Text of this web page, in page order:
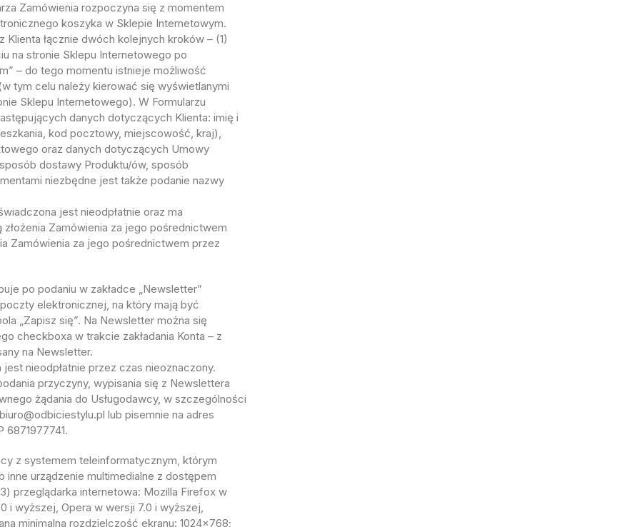
Zamówienia rozpoczyna się z momentem
koszyka w Sklepie Internetowym.
łącznie dwóch kolejnych kroków – (1)
na stronie Sklepu Internetowego po
– do tego momentu istnieje możliwość
tym celu należy kierować się wyświetlanymi
Sklepu Internetowego). W Formularzu
danych dotyczących Klienta: imię i
kod pocztowy, miejscowość, kraj),
oraz danych dotyczących Umowy
dostawy Produktu/ów, sposób
niezbędne jest także podanie nazwy
jest nieodpłatnie oraz ma
Zamówienia za jego pośrednictwem
Zamówienia za jego pośrednictwem przez
po podaniu w zakładce „Newsletter”
elektronicznej, na który mają być
„Zapisz się”. Na Newsletter można się
checkboxa w trakcie zakładania Konta – z
na Newsletter.
jest nieodpłatnie przez czas nieoznaczony.
przyczyny, wypisania się z Newslettera
żądania do Usługodawcy, w szczególności
lub pisemnie na adres
6871977741.
z systemem teleinformatycznym, którym
inne urządzenie multimedialne z dostępem
przeglądarka internetowa: Mozilla Firefox w
i wyższej, Opera w wersji 7.0 i wyższej,
minimalna rozdzielczość ekranu: 1024×768;